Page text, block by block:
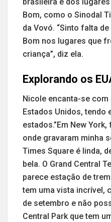
Bom, como o Sinodal
da Vovó. “Sinto falta
Bom nos lugares que
criança”, diz ela.
Explorando os
Nicole encanta-se com
Estados Unidos, tendo
estados.”Em New
onde gravaram minha
Times Square é linda,
bela. O Grand Central
parece estação de
tem uma vista incrível,
de setembro e não
Central Park que tem